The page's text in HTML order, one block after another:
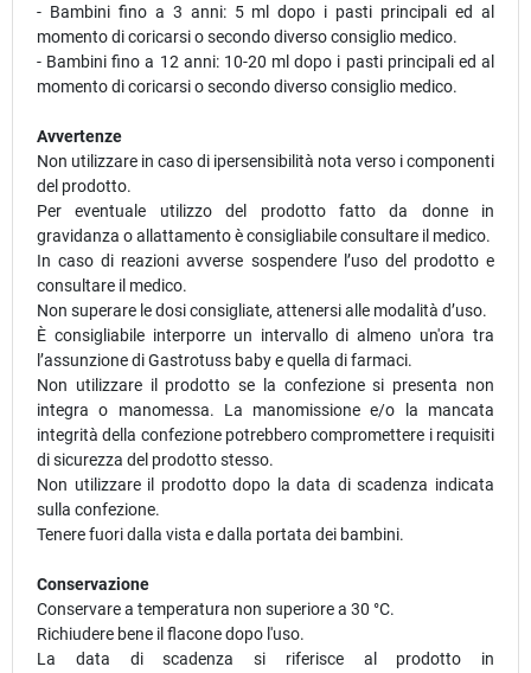
- Bambini fino a 3 anni: 5 ml dopo i pasti principali ed al
momento di coricarsi o secondo diverso consiglio medico.
- Bambini fino a 12 anni: 10-20 ml dopo i pasti principali ed al
momento di coricarsi o secondo diverso consiglio medico.
Avvertenze
Non utilizzare in caso di ipersensibilità nota verso i componenti
del prodotto.
Per eventuale utilizzo del prodotto fatto da donne in
gravidanza o allattamento è consigliabile consultare il medico.
In caso di reazioni avverse sospendere l’uso del prodotto e
consultare il medico.
Non superare le dosi consigliate, attenersi alle modalità d’uso.
È consigliabile interporre un intervallo di almeno un'ora tra
l’assunzione di Gastrotuss baby e quella di farmaci.
Non utilizzare il prodotto se la confezione si presenta non
integra o manomessa. La manomissione e/o la mancata
integrità della confezione potrebbero compromettere i requisiti
di sicurezza del prodotto stesso.
Non utilizzare il prodotto dopo la data di scadenza indicata
sulla confezione.
Tenere fuori dalla vista e dalla portata dei bambini.
Conservazione
Conservare a temperatura non superiore a 30 °C.
Richiudere bene il flacone dopo l'uso.
La data di scadenza si riferisce al prodotto in